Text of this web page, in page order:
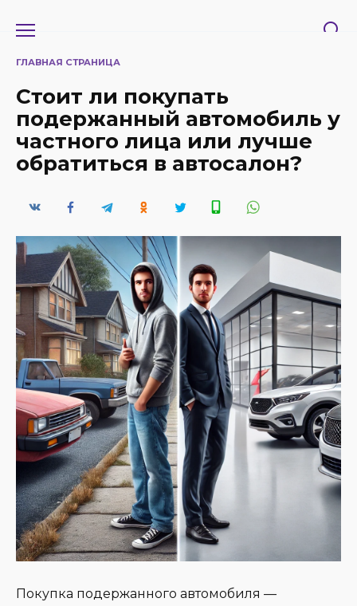
ГЛАВНАЯ СТРАНИЦА
Стоит ли покупать
подержанный автомобиль у
частного лица или лучше
обратиться в автосалон?
Покупка подержанного автомобиля —